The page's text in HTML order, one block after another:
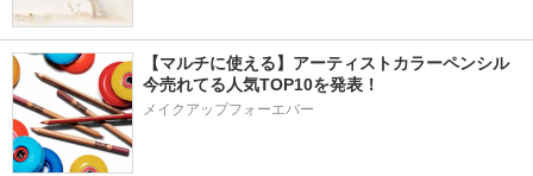
【マルチに使える】アーティストカラーペンシル
今売れてる人気TOP10を発表！
メイクアップフォーエバー